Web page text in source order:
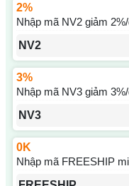
2%
Nhập mã NV2 giảm
NV2
3%
Nhập mã NV3 giảm
NV3
0K
Nhập mã FREESHIP